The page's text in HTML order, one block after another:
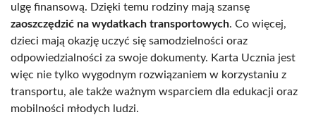
ulgę finansową. Dzięki temu rodziny mają szansę
zaoszczędzić na wydatkach transportowych. Co więcej,
dzieci mają okazję uczyć się samodzielności oraz
odpowiedzialności za swoje dokumenty. Karta Ucznia jest
więc nie tylko wygodnym rozwiązaniem w korzystaniu z
transportu, ale także ważnym wsparciem dla edukacji oraz
mobilności młodych ludzi.